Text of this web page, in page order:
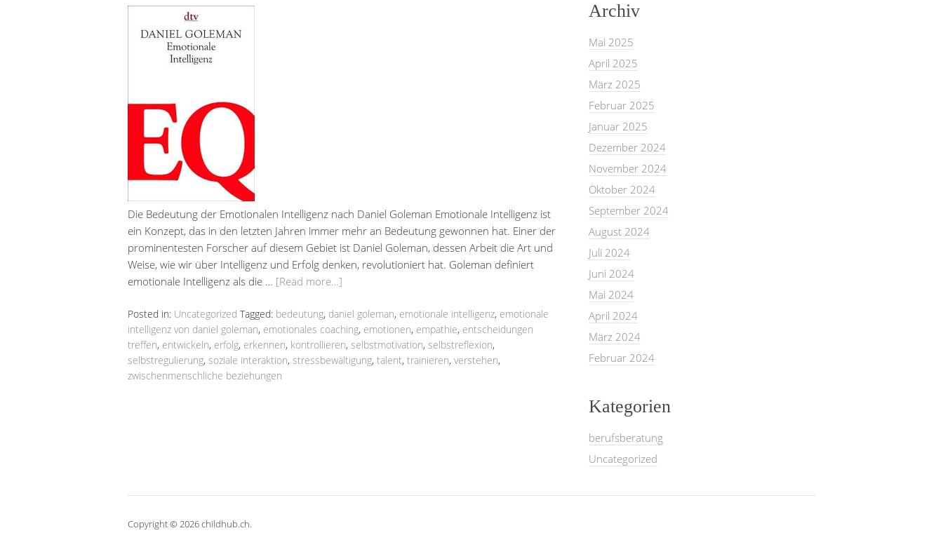
Die Bedeutung der Emotionalen Intelligenz nach Daniel Goleman Emotionale Intelligenz ist
ein Konzept, das in den letzten Jahren immer mehr an Bedeutung gewonnen hat. Einer der
prominentesten Forscher auf diesem Gebiet ist Daniel Goleman, dessen Arbeit die Art und
Weise, wie wir über Intelligenz und Erfolg denken, revolutioniert hat. Goleman definiert
emotionale Intelligenz als die … [Read more…]
Posted in: Uncategorized Tagged: bedeutung, daniel goleman, emotionale intelligenz, emotionale
intelligenz von daniel goleman, emotionales coaching, emotionen, empathie, entscheidungen
treffen, entwickeln, erfolg, erkennen, kontrollieren, selbstmotivation, selbstreflexion,
selbstregulierung, soziale interaktion, stressbewältigung, talent, trainieren, verstehen,
zwischenmenschliche beziehungen
Archiv
Mai 2025
April 2025
März 2025
Februar 2025
Januar 2025
Dezember 2024
November 2024
Oktober 2024
September 2024
August 2024
Juli 2024
Juni 2024
Mai 2024
April 2024
März 2024
Februar 2024
Kategorien
berufsberatung
Uncategorized
Copyright © 2026 childhub.ch.